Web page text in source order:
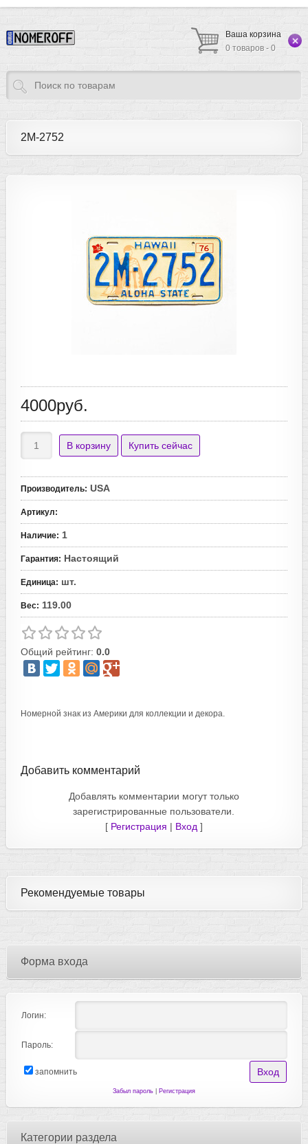
Ваша корзина
0 товаров - 0
2M-2752
4000руб.
Производитель: USA
Артикул:
Наличие: 1
Гарантия: Настоящий
Единица: шт.
Вес: 119.00
Общий рейтинг: 0.0
Номерной знак из Америки для коллекции и декора.
Добавить комментарий
Добавлять комментарии могут только
зарегистрированные пользователи.
[ Регистрация | Вход ]
Рекомендуемые товары
Форма входа
Логин:
Пароль:
запомнить
Забыл пароль| Регистрация
Категории раздела